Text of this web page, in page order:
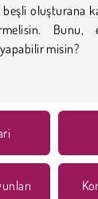
oluşturana
Bunu,
misin?